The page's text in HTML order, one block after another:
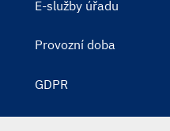
E-služby úřadu
Provozní doba
GDPR